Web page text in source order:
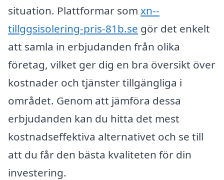
situation. Plattformar som xn--
tillggsisolering-pris-81b.se gör det enkelt
att samla in erbjudanden från olika
företag, vilket ger dig en bra översikt över
kostnader och tjänster tillgängliga i
området. Genom att jämföra dessa
erbjudanden kan du hitta det mest
kostnadseffektiva alternativet och se till
att du får den bästa kvaliteten för din
investering.